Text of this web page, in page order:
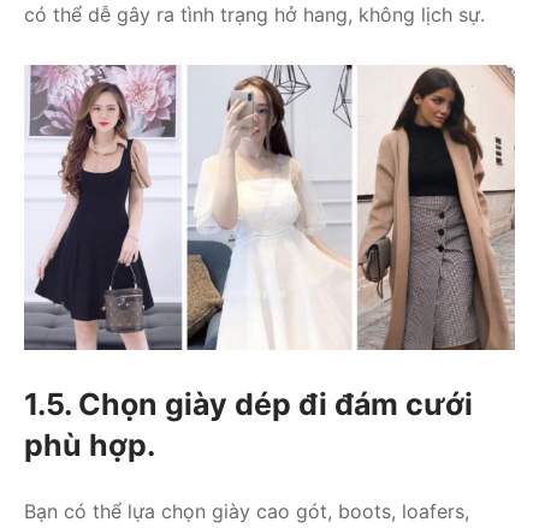
có thể dễ gây ra tình trạng hở hang, không lịch sự.
1.5. Chọn giày dép đi đám cưới
phù hợp.
Bạn có thể lựa chọn giày cao gót, boots, loafers,